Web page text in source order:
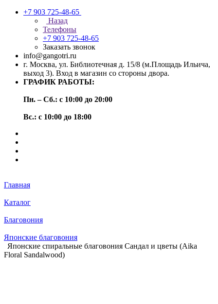
+7 903 725-48-65
Назад
Телефоны
+7 903 725-48-65
Заказать звонок
info@gangotri.ru
г. Москва, ул. Библиотечная д. 15/8 (м.Площадь Ильича,
выход 3). Вход в магазин со стороны двора.
ГРАФИК РАБОТЫ:
Пн. – Сб.: с 10:00 до 20:00
Вс.: с 10:00 до 18:00
Главная
Каталог
Благовония
Японские благовония
Японские спиральные благовония Сандал и цветы (Aika
Floral Sandalwood)